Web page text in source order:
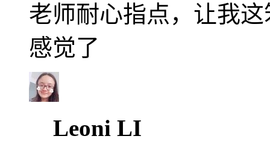
老师耐心指点，让我
感觉了
Leoni LI